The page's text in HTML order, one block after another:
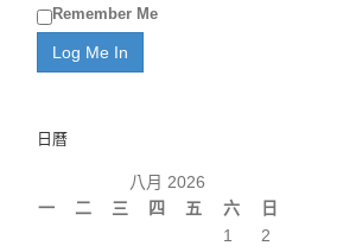
Remember Me
日曆
八月 2026
一
二 三 四 五 六 日
1
2